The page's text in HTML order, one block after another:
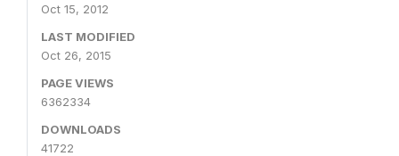
Oct 15, 2012
LAST MODIFIED
Oct 26, 2015
PAGE VIEWS
6362334
DOWNLOADS
41722